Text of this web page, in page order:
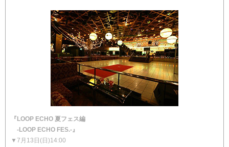
『LOOP ECHO 夏フェス編
-LOOP ECHO FES.-』
▼7月13日(日)14:00